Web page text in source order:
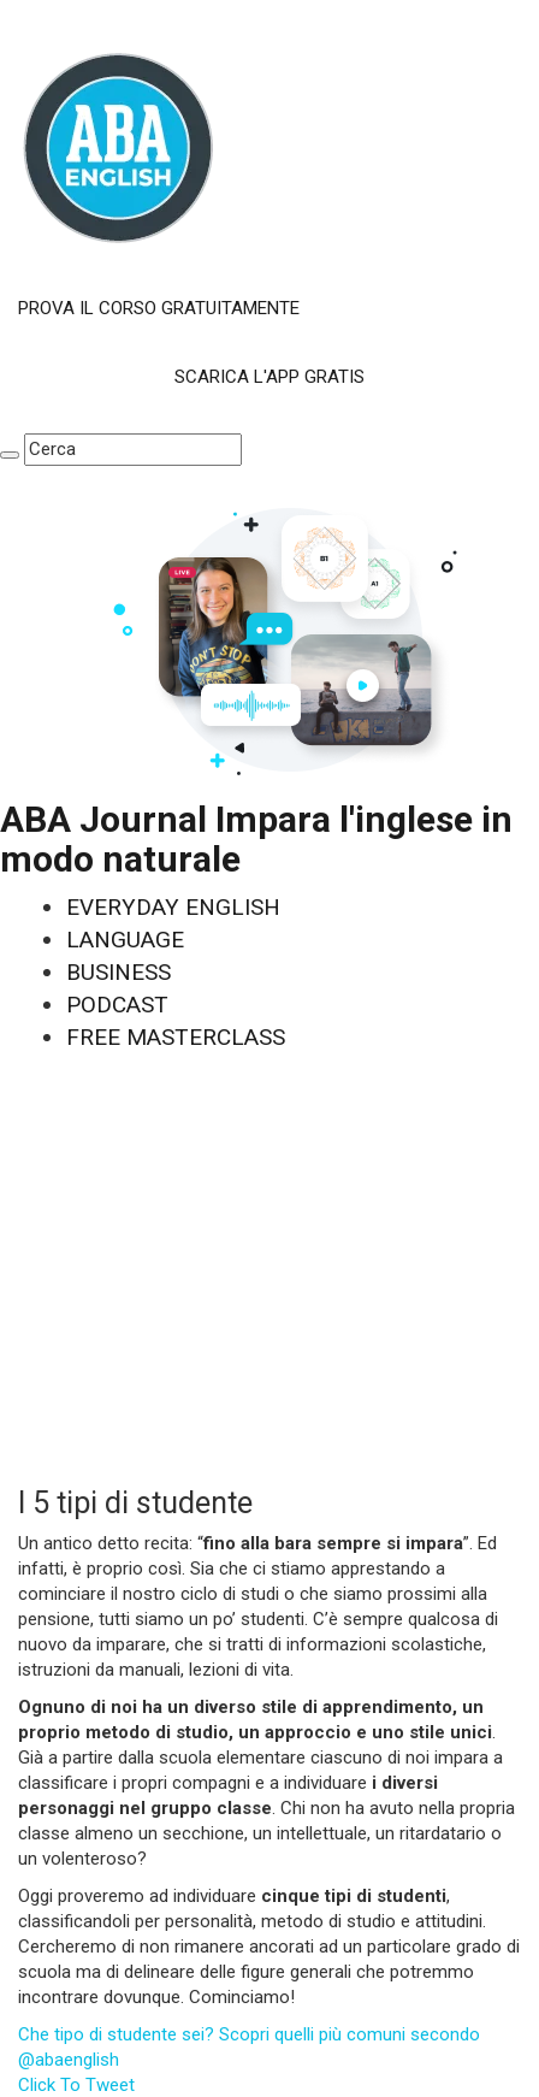
PROVA IL CORSO GRATUITAMENTE
SCARICA L'APP GRATIS
ABA Journal Impara l'inglese in
modo naturale
EVERYDAY ENGLISH
LANGUAGE
BUSINESS
PODCAST
FREE MASTERCLASS
I 5 tipi di studente
Un antico detto recita: “fino alla bara sempre si impara”. Ed
infatti, è proprio così. Sia che ci stiamo apprestando a
cominciare il nostro ciclo di studi o che siamo prossimi alla
pensione, tutti siamo un po’ studenti. C’è sempre qualcosa di
nuovo da imparare, che si tratti di informazioni scolastiche,
istruzioni da manuali, lezioni di vita.
Ognuno di noi ha un diverso stile di apprendimento, un
proprio metodo di studio, un approccio e uno stile unici.
Già a partire dalla scuola elementare ciascuno di noi impara a
classificare i propri compagni e a individuare i diversi
personaggi nel gruppo classe. Chi non ha avuto nella propria
classe almeno un secchione, un intellettuale, un ritardatario o
un volenteroso?
Oggi proveremo ad individuare cinque tipi di studenti,
classificandoli per personalità, metodo di studio e attitudini.
Cercheremo di non rimanere ancorati ad un particolare grado di
scuola ma di delineare delle figure generali che potremmo
incontrare dovunque. Cominciamo!
Che tipo di studente sei? Scopri quelli più comuni secondo
@abaenglish
Click To Tweet